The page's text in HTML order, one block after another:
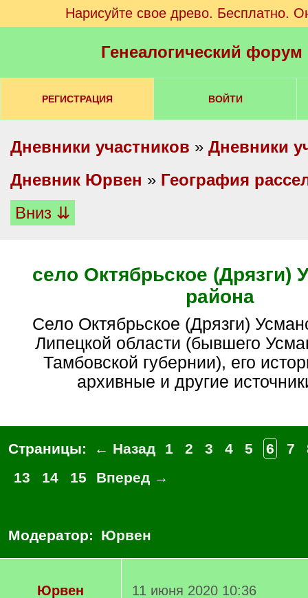
Нарисуйте свое древо. Бесплатно.
Генеалогический
РЕГИСТРАЦИЯ ВОЙТИ
Дневники участников » Дневники
Дневник Юрвен » География
Вниз ⇊
село Октябрьское (Дрязги)
района
Село Октябрьское (Дрязги) Усманского района
Липецкой области (бывшего
Тамбовской губернии), его
архивные и другие
Страницы: ← Назад 1 2 3 4 5 6 7
13
14 15 Вперед →
Модератор: Юрвен
Юрвен
11 июня 2020 10:36